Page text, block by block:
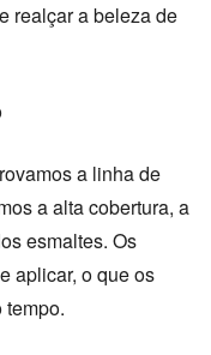
realçar a beleza de
a linha de
a alta cobertura, a
esmaltes. Os
aplicar, o que os
tempo.